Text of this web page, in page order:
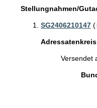
Stellungnahmen/
SG2406210147 (
Versendet